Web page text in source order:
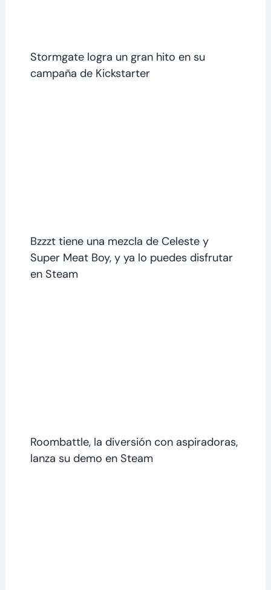
Stormgate logra un gran hito en su
campaña de Kickstarter
Bzzzt tiene una mezcla de Celeste y
Super Meat Boy, y ya lo puedes disfrutar
en Steam
Roombattle, la diversión con aspiradoras,
lanza su demo en Steam